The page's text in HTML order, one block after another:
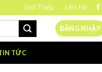
Giới Thiệu Liên Hệ
ĐĂNG NHẬP
TỨC